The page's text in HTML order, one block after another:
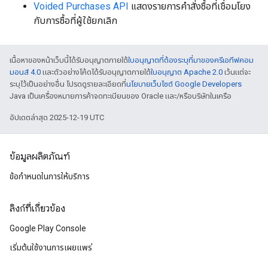
Voided Purchases API แสดงรายการคำสั่งซื้อที่เชื่อมโยง
กับการซื้อที่ผู้ใช้ยกเลิก
เนื้อหาของหน้าเว็บนี้ได้รับอนุญาตภายใต้ใบอนุญาตที่ต้องระบุที่มาของครีเอทีฟคอม
มอนส์ 4.0 และตัวอย่างโค้ดได้รับอนุญาตภายใต้ใบอนุญาต Apache 2.0 เว้นแต่จะ
ระบุไว้เป็นอย่างอื่น โปรดดูรายละเอียดที่นโยบายเว็บไซต์ Google Developers
Java เป็นเครื่องหมายการค้าจดทะเบียนของ Oracle และ/หรือบริษัทในเครือ
อัปเดตล่าสุด 2025-12-19 UTC
ข้อมูลผลิตภัณฑ์
ข้อกำหนดในการให้บริการ
ลิงก์ที่เกี่ยวข้อง
Google Play Console
เริ่มต้นใช้งานการเผยแพร่